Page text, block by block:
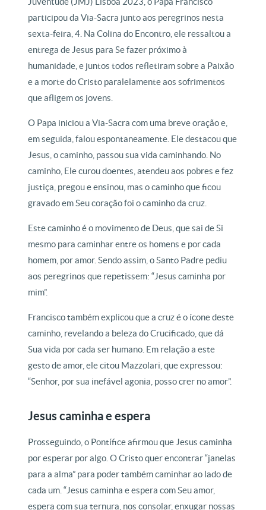
participou da Via-Sacra junto aos peregrinos nesta
sexta-feira, 4. Na Colina do Encontro, ele ressaltou a
entrega de Jesus para Se fazer próximo à
humanidade, e juntos todos refletiram sobre a Paixão
e a morte do Cristo paralelamente aos sofrimentos
que afligem os jovens.
O Papa iniciou a Via-Sacra com uma breve oração e,
em seguida, falou espontaneamente. Ele destacou que
Jesus, o caminho, passou sua vida caminhando. No
caminho, Ele curou doentes, atendeu aos pobres e fez
justiça, pregou e ensinou, mas o caminho que ficou
gravado em Seu coração foi o caminho da cruz.
Este caminho é o movimento de Deus, que sai de Si
mesmo para caminhar entre os homens e por cada
homem, por amor. Sendo assim, o Santo Padre pediu
aos peregrinos que repetissem: “Jesus caminha por
mim”.
Francisco também explicou que a cruz é o ícone deste
caminho, revelando a beleza do Crucificado, que dá
Sua vida por cada ser humano. Em relação a este
gesto de amor, ele citou Mazzolari, que expressou:
“Senhor, por sua inefável agonia, posso crer no amor”.
Jesus caminha e espera
Prosseguindo, o Pontífice afirmou que Jesus caminha
por esperar por algo. O Cristo quer encontrar “janelas
para a alma” para poder também caminhar ao lado de
cada um. “Jesus caminha e espera com Seu amor,
espera com sua ternura, nos consolar, enxugar nossas